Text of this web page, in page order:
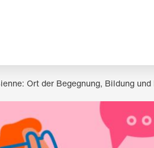
Ort der Begegnung, Bildung